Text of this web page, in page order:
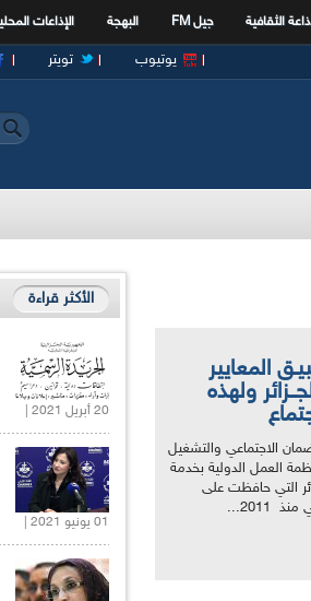
الثقافية جيل FM البهجة الإذاعات
تويتر يوتيوب
المعايير
ولهذه
الاجتماعي والتشغيل
العمل الدولية بخدمة
التي حافظت على
الأكثر قراءة
20 أبريل 2021 |
01 يونيو 2021 |